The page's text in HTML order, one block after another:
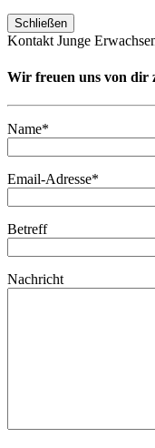
Schließen
Kontakt Junge
Wir freuen uns von dir
Name*
Email-Adresse*
Betreff
Nachricht